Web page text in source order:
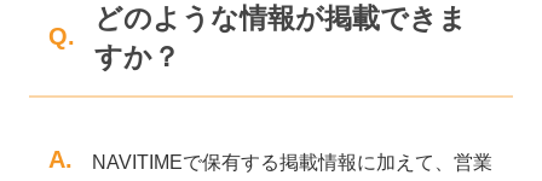
Q.
どのような情報が掲載できま
すか？
A.
NAVITIMEで保有する掲載情報に加えて、営業